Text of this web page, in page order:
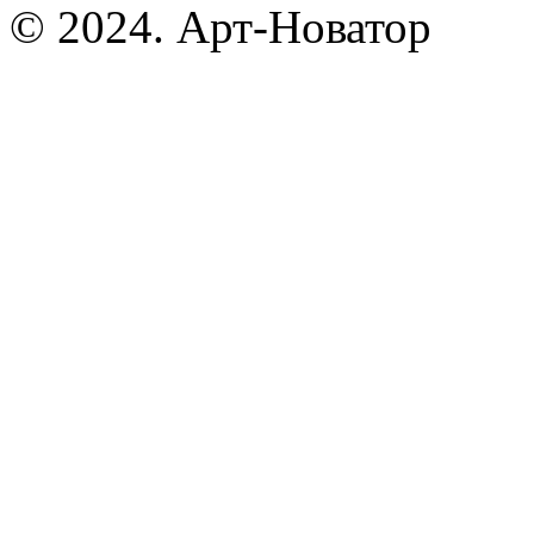
© 2024. Арт-Новатор